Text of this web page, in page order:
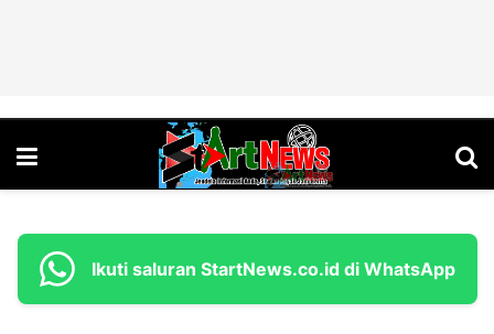
Ikuti saluran StartNews.co.id di WhatsApp